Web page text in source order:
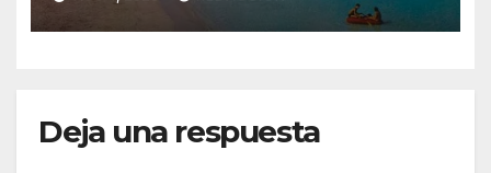
de S’Illot 2026
Deja una respuesta